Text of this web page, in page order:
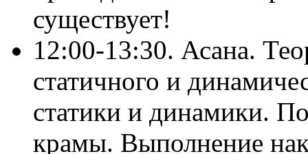
существует!
12:00-13:30. Асана.
статичного и
статики и динамики.
крамы. Выполнение